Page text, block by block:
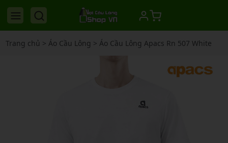
Trang chủ > Áo Cầu Lông > Áo Cầu Lông Apacs Rn 507 White